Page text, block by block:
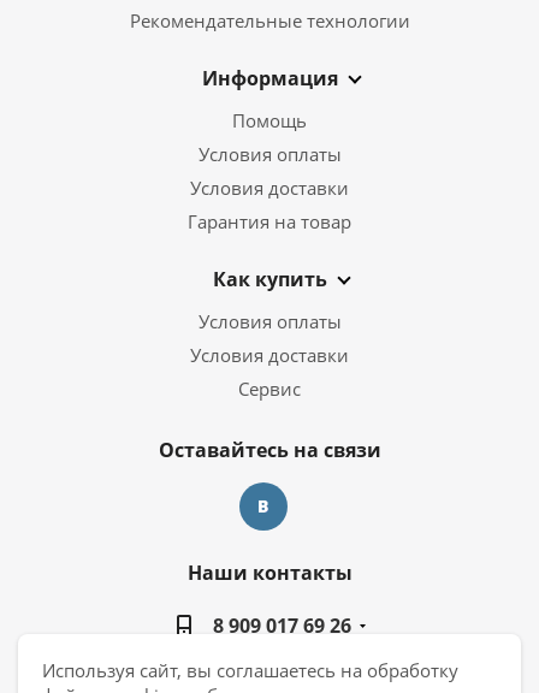
Рекомендательные технологии
Информация
Помощь
Условия оплаты
Условия доставки
Гарантия на товар
Как купить
Условия оплаты
Условия доставки
Сервис
Оставайтесь на связи
Наши контакты
8 909 017 69 26
manager@casa-ceramica.ru
Используя сайт, вы соглашаетесь на обработку